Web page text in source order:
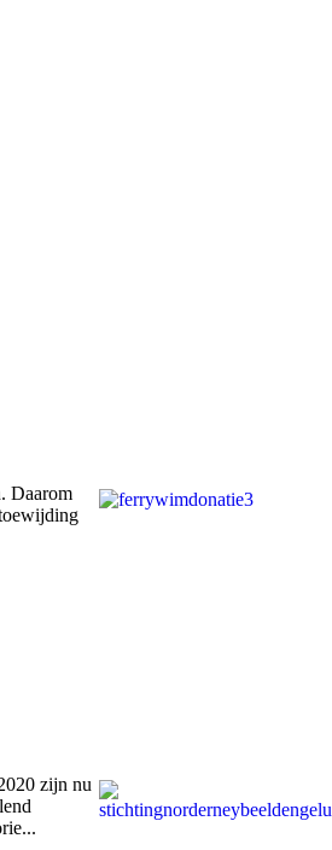
Daarom
zijn nu